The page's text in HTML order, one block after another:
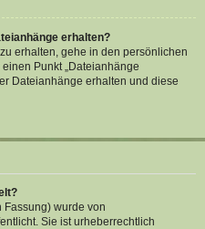
erhalten?
erhalten, gehe in den persönlichen
Punkt „Dateianhänge
Dateianhänge erhalten und diese
Fassung) wurde von
Sie ist urheberrechtlich